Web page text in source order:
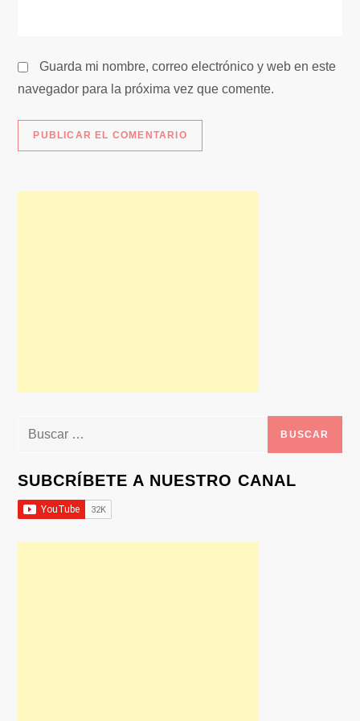
s
Guarda mi nombre, correo electrónico y web en este
navegador para la próxima vez que comente.
Buscar:
SUBCRÍBETE A NUESTRO CANAL